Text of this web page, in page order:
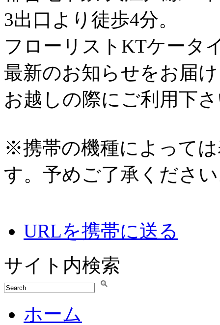
3出口より徒歩4分。
フローリストKTケータ
最新のお知らせをお届
お越しの際にご利用下
※携帯の機種によって
す。予めご了承くださ
URLを携帯に送る
サイト内検索
ホーム